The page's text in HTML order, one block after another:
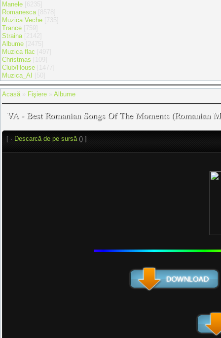
Manele
Romanesca
Muzica Veche
Trance
Straina
Albume
Muzica flac
Christmas
Club/House
Muzica_AI
Acasă» Fişiere Albume
VA - Best Romanian Songs Of The Moments
[ · Descarcă de pe sursă() ]